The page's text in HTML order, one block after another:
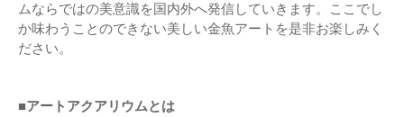
ムならではの美意識を国内外へ発信していきます。ここでし
か味わうことのできない美しい金魚アートを是非お楽しみく
ださい。
■アートアクアリウムとは